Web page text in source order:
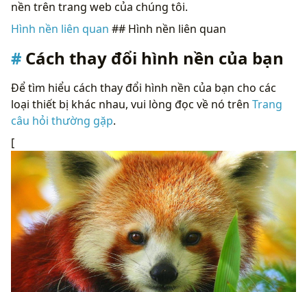
nền trên trang web của chúng tôi.
Hình nền liên quan ## Hình nền liên quan
Cách thay đổi hình nền của bạn
Để tìm hiểu cách thay đổi hình nền của bạn cho các
loại thiết bị khác nhau, vui lòng đọc về nó trên Trang
câu hỏi thường gặp.
[